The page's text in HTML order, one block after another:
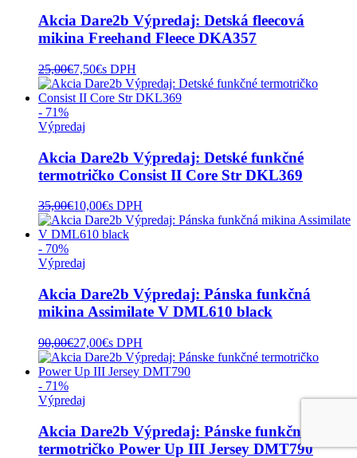
Akcia Dare2b Výpredaj: Detská fleecová
mikina Freehand Fleece DKA357
25,00€7,50€s DPH
- 71%
Výpredaj
Akcia Dare2b Výpredaj: Detské funkčné
termotričko Consist II Core Str DKL369
35,00€10,00€s DPH
- 70%
Výpredaj
Akcia Dare2b Výpredaj: Pánska funkčná
mikina Assimilate V DML610 black
90,00€27,00€s DPH
- 71%
Výpredaj
Akcia Dare2b Výpredaj: Pánske funkčné
termotričko Power Up III Jersey DMT790